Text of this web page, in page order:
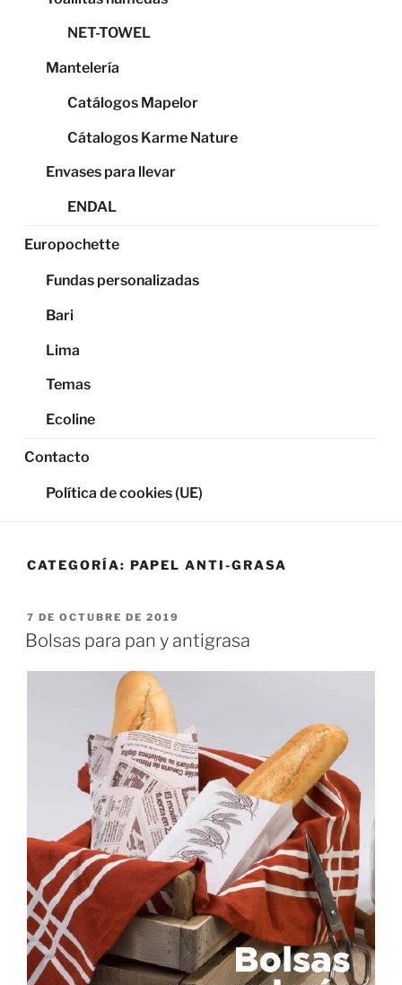
NET-TOWEL
Mantelería
Catálogos Mapelor
Cátalogos Karme Nature
Envases para llevar
ENDAL
Europochette
Fundas personalizadas
Bari
Lima
Temas
Ecoline
Contacto
Política de cookies (UE)
CATEGORÍA: PAPEL ANTI-GRASA
PUBLICADO
EL
7 DE OCTUBRE DE 2019
Bolsas para pan y antigrasa